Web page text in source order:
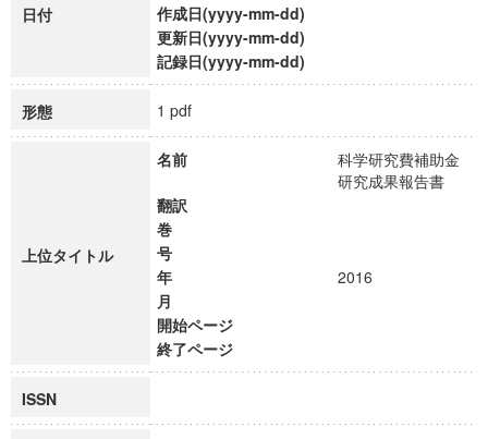
日付
作成日(yyyy-mm-dd)
更新日(yyyy-mm-dd)
記録日(yyyy-mm-dd)
形態 1 pdf
上位タイトル
名前
科学研究費補助金
研究成果報告書
翻訳
巻
号
年
2016
月
開始ページ
終了ページ
ISSN